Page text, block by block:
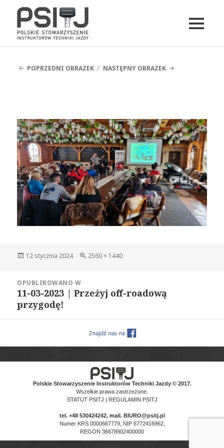
POPRZEDNI OBRAZEK
NASTĘPNY OBRAZEK
Data
12 stycznia 2024
Pełny
2560 × 1440
wpisu
OPUBLIKOWANO W
11-03-2023 | Przeżyj off-roadową
przygodę!
Polskie Stowarzyszenie Instruktorów Techniki Jazdy © 2017.
Wszelkie prawa zastrzeżone.
STATUT PSITJ | REGULAMIN PSITJ
tel. +48 530424242, mail. BIURO@psitj.pl
Numer KRS 0000667779, NIP 6772416962,
REGON 36678902400000